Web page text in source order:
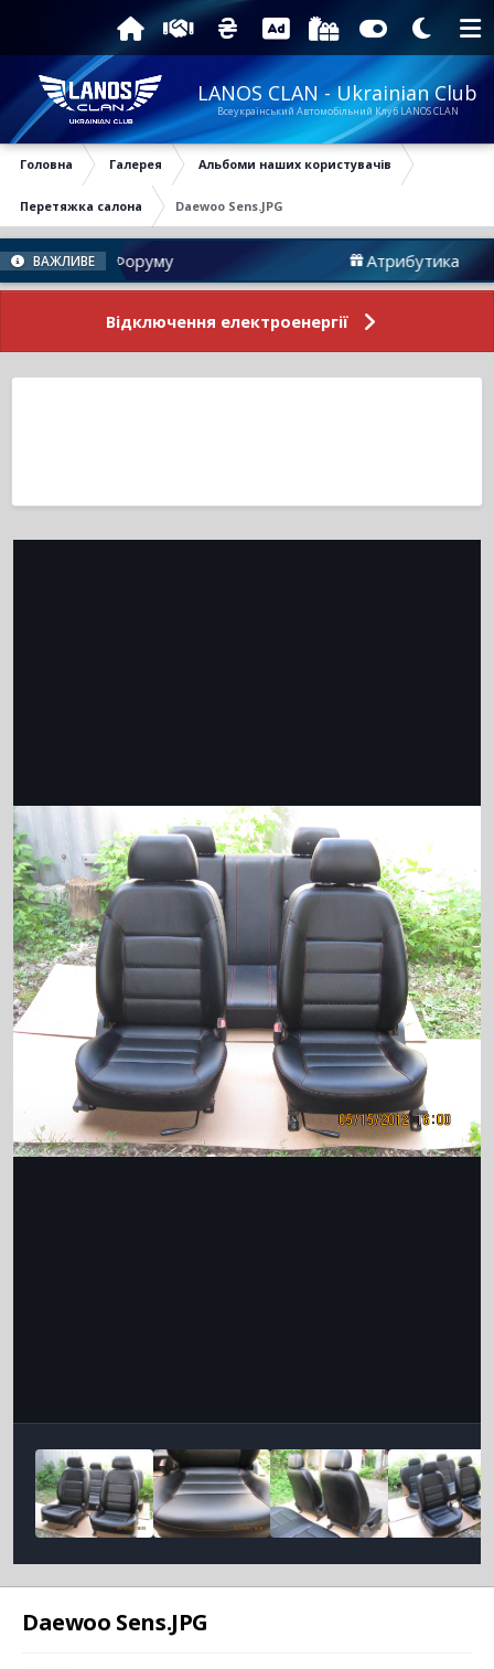
LANOS CLAN - Ukrainian Club
Всеукраїнський Автомобільний Клуб LANOS CLAN
Головна Галерея Альбоми наших користувачів
Перетяжка салона Daewoo Sens.JPG
ВАЖЛИВЕ
Новини Форуму Атрибутика
Відключення електроенергії
Daewoo Sens.JPG